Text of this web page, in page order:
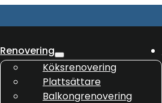
Renovering
Köksrenovering
Plattsättare
Balkongrenovering